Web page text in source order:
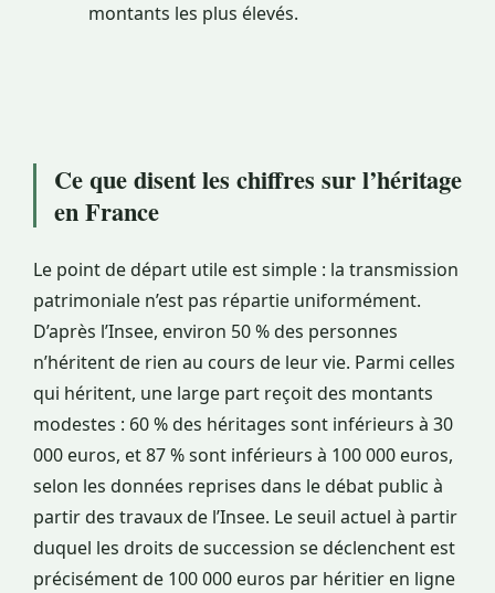
montants les plus élevés.
Ce que disent les chiffres sur l’héritage
en France
Le point de départ utile est simple : la transmission
patrimoniale n’est pas répartie uniformément.
D’après l’Insee, environ 50 % des personnes
n’héritent de rien au cours de leur vie. Parmi celles
qui héritent, une large part reçoit des montants
modestes : 60 % des héritages sont inférieurs à 30
000 euros, et 87 % sont inférieurs à 100 000 euros,
selon les données reprises dans le débat public à
partir des travaux de l’Insee. Le seuil actuel à partir
duquel les droits de succession se déclenchent est
précisément de 100 000 euros par héritier en ligne